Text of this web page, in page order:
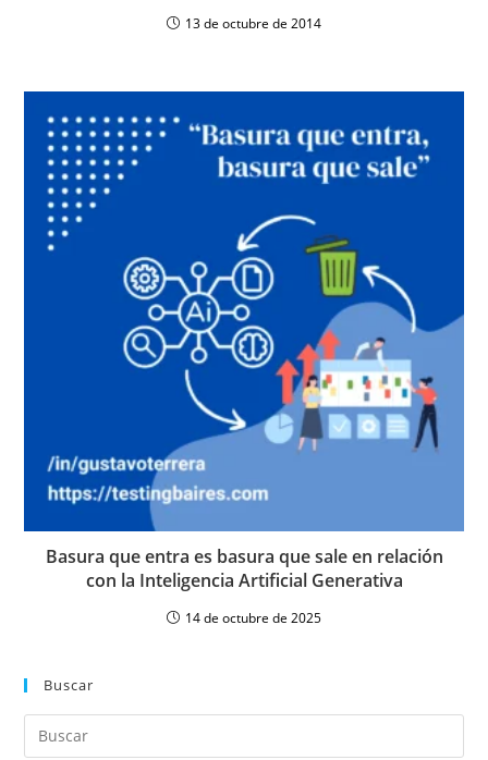
13 de octubre de 2014
Basura que entra es basura que sale en relación
con la Inteligencia Artificial Generativa
14 de octubre de 2025
Buscar